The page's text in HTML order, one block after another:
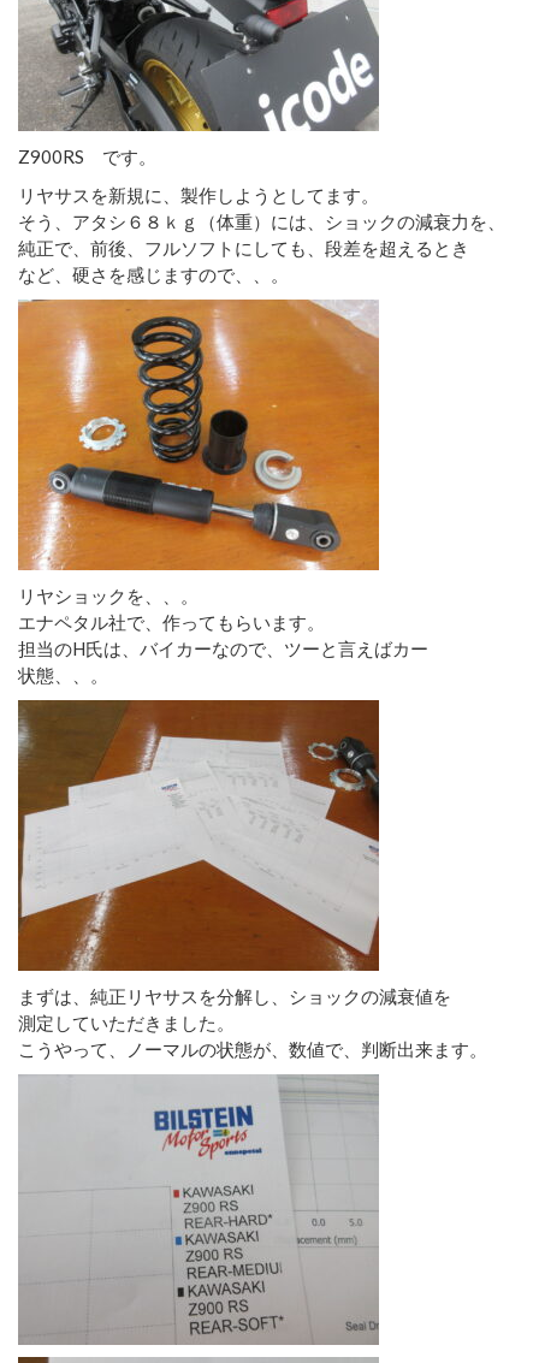
Z900RS です。
リヤサスを新規に、製作しようとしてます。
そう、アタシ６８ｋｇ（体重）には、ショックの減衰力を、
純正で、前後、フルソフトにしても、段差を超えるとき
など、硬さを感じますので、、。
リヤショックを、、。
エナペタル社で、作ってもらいます。
担当のH氏は、バイカーなので、ツーと言えばカー
状態、、。
まずは、純正リヤサスを分解し、ショックの減衰値を
測定していただきました。
こうやって、ノーマルの状態が、数値で、判断出来ます。